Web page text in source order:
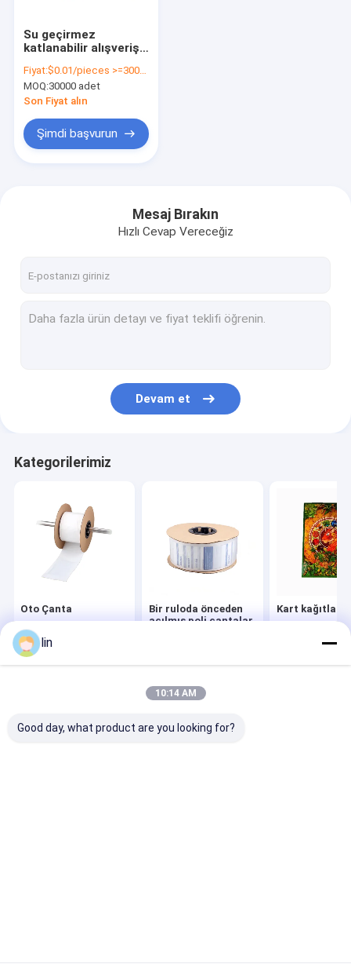
Bizim Hakkımızda
Oto Çanta
Bir ruloda önceden açılmış poli çantalar
Önceden Açılmış Oto Çanta
oyun kartı kollu
Su geçirmez
katlanabilir alışveriş
dönüştürülebilir poli
plastik çantalar
özelleştirilmiş logo
Fiyat:$0.01/pieces >=30000 pieces
MOQ:30000 adet
Son Fiyat alın
Şimdi başvurun
Mesaj Bırakın
Hızlı Cevap Vereceğiz
Devam et
Kategorilerimiz
Oto Çanta
Bir ruloda önceden
açılmış poli çantalar
Kart kağıtları
Site Haritası
Gizlilik Politikası
Industry Co.,Ltd. All Rights Reserved.
lin
10:14 AM
Good day, what product are you looking for?